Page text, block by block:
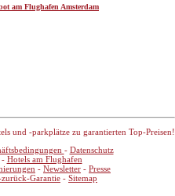
am Flughafen Amsterdam
und -parkplätze zu garantierten Top-Preisen!
- Datenschutz
- Hotels am Flughafen
- Newsletter - Presse
Garantie - Sitemap